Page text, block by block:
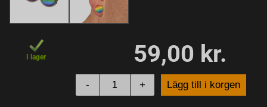
I lager 59,00 kr.
- + Lägg till i korgen